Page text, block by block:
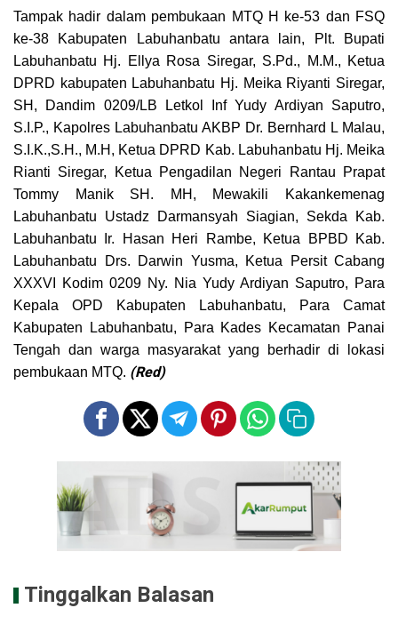
Tampak hadir dalam pembukaan MTQ H ke-53 dan FSQ
ke-38 Kabupaten Labuhanbatu antara lain, Plt. Bupati
Labuhanbatu Hj. Ellya Rosa Siregar, S.Pd., M.M., Ketua
DPRD kabupaten Labuhanbatu Hj. Meika Riyanti Siregar,
SH, Dandim 0209/LB Letkol Inf Yudy Ardiyan Saputro,
S.I.P., Kapolres Labuhanbatu AKBP Dr. Bernhard L Malau,
S.I.K.,S.H., M.H, Ketua DPRD Kab. Labuhanbatu Hj. Meika
Rianti Siregar, Ketua Pengadilan Negeri Rantau Prapat
Tommy Manik SH. MH, Mewakili Kakankemenag
Labuhanbatu Ustadz Darmansyah Siagian, Sekda Kab.
Labuhanbatu Ir. Hasan Heri Rambe, Ketua BPBD Kab.
Labuhanbatu Drs. Darwin Yusma, Ketua Persit Cabang
XXXVI Kodim 0209 Ny. Nia Yudy Ardiyan Saputro, Para
Kepala OPD Kabupaten Labuhanbatu, Para Camat
Kabupaten Labuhanbatu, Para Kades Kecamatan Panai
Tengah dan warga masyarakat yang berhadir di lokasi
pembukaan MTQ. (Red)
Tinggalkan Balasan